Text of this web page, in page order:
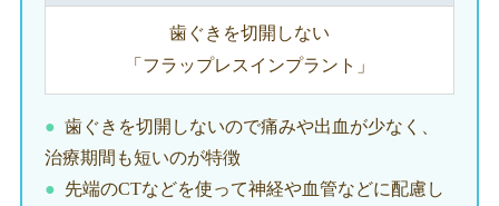
歯ぐきを切開しない
「フラップレスインプラント」
歯ぐきを切開しないので痛みや出血が少なく、
治療期間も短いのが特徴
先端のCTなどを使って神経や血管などに配慮し